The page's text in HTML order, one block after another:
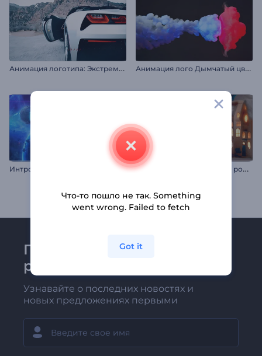
А
нимация логотипа: Экстремальные гонки А
нимация лого Дымчатый цветной взрыв
И
нтро: Реалистичная Вселенная В
ступление о шерстяном рождественском вечере
Присоединяйтесь к
рассылке Renderforest
Узнавайте о последних новостях и
новых предложениях первыми
Что-то пошло не так. Something
went wrong. Failed to fetch
Got it